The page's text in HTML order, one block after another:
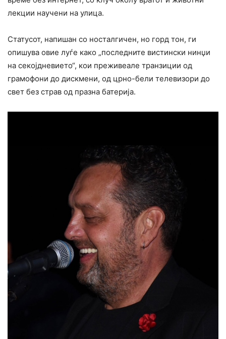
лекции научени на улица.
Статусот, напишан со носталгичен, но горд тон, ги
опишува овие луѓе како „последните вистински нинџи
на секојдневието“, кои преживеале транзиции од
грамофони до дискмени, од црно-бели телевизори до
свет без страв од празна батерија.